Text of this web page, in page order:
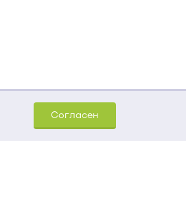
Согласен